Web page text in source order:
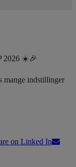
2026 ☀️🎉
mange indstillinger
on Linked In